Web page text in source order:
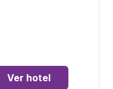
Ver hotel